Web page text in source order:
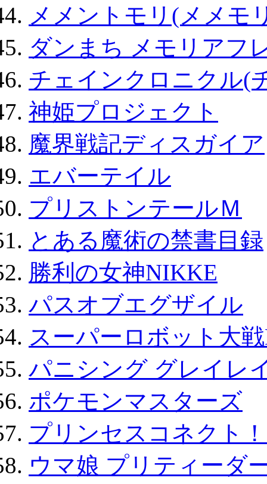
メメントモリ(メメモ
ダンまち メモリアフ
チェインクロニクル(
神姫プロジェクト
魔界戦記ディスガイア
エバーテイル
プリストンテールＭ
とある魔術の禁書目録
勝利の女神NIKKE
パスオブエグザイル
スーパーロボット大
パニシング グレイレ
ポケモンマスターズ
プリンセスコネクト
ウマ娘 プリティーダ